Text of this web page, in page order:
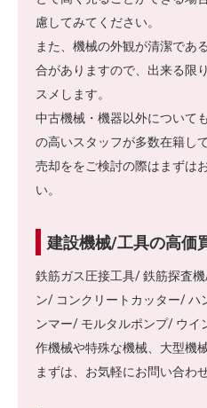
慮してみてください。
また、機械の外観が清潔であ
合がありますので、出来る限
スメします。
中古機械・機器以外について
の高いスタッフが多数在籍し
売却ををご検討の際はまずは
い。
建設機械/工具の高価
鉄筋ガス圧接工具/ 鉄筋探査
ン/ コンクリートカッター/ ハ
ンマー/ モルタルポンプ/ ウイ
作機械や特殊な機械、大型機
まずは、お気軽にお問い合わ